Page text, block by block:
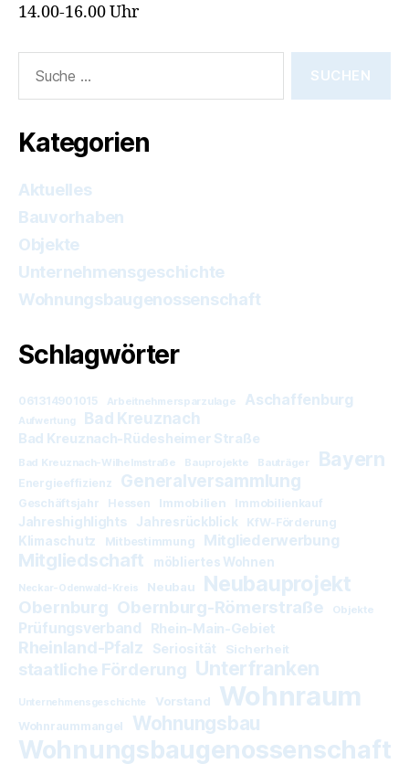
14.00-16.00 Uhr
nach:
Kategorien
Aktuelles
Bauvorhaben
Objekte
Unternehmensgeschichte
Wohnungsbaugenossenschaft
Schlagwörter
061314901015 Arbeitnehmersparzulage Aschaffenburg
Aufwertung Bad Kreuznach
Bad Kreuznach-Rüdesheimer Straße
Bad Kreuznach-Wilhelmstraße Bauprojekte Bauträger Bayern
Energieeffizienz Generalversammlung
Geschäftsjahr Hessen Immobilien Immobilienkauf
Jahreshighlights Jahresrückblick KfW-Förderung
Klimaschutz Mitbestimmung Mitgliederwerbung
Mitgliedschaft möbliertes Wohnen
Neckar-Odenwald-Kreis Neubau Neubauprojekt
Obernburg Obernburg-Römerstraße Objekte
Prüfungsverband Rhein-Main-Gebiet
Rheinland-Pfalz Seriosität Sicherheit
staatliche Förderung Unterfranken
Unternehmensgeschichte Vorstand Wohnraum
Wohnraummangel Wohnungsbau
Wohnungsbaugenossenschaft